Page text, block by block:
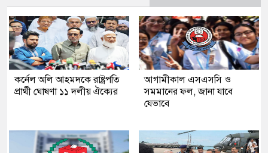
কর্নেল অলি আহমদকে রাষ্ট্রপতি
প্রার্থী ঘোষণা ১১ দলীয় ঐক্যের
আগামীকাল এসএসসি ও
সমমানের ফল, জানা যাবে
যেভাবে